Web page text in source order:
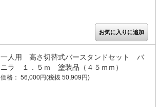
一人用 高さ切替式バースタンドセット バ
ニラ １．５ｍ 塗装品（４５ｍｍ）
価格： 56,000円(税抜 50,909円)